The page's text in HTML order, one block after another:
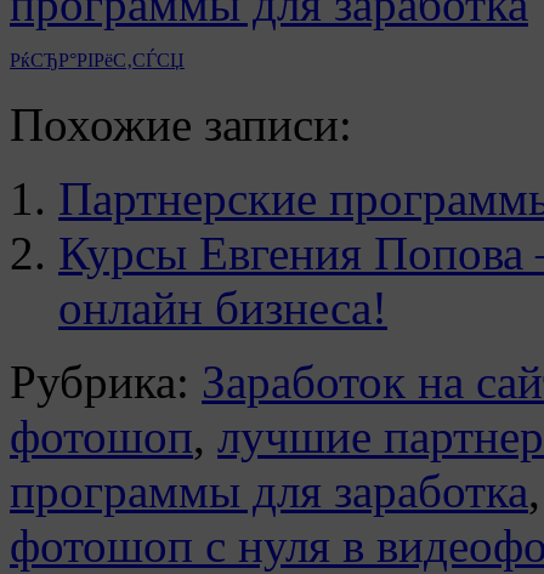
РќСЂР°РІРёС‚СЃСЏ
Похожие записи:
Партнерские
Курсы Евгения Попова
онлайн бизнеса!
Рубрика: Заработок на
фотошоп, лучшие
программы для заработка
фотошоп с нуля в